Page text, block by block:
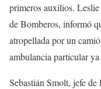
primeros auxilios.
de Bomberos, informó
atropellada por un
ambulancia particular
Sebastián Smolt, jefe